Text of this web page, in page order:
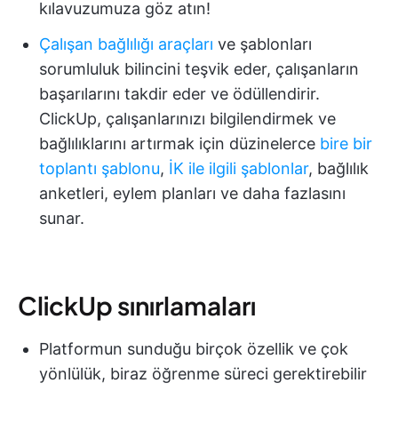
kılavuzumuza göz atın!
Çalışan bağlılığı araçları ve şablonları
sorumluluk bilincini teşvik eder, çalışanların
başarılarını takdir eder ve ödüllendirir.
ClickUp, çalışanlarınızı bilgilendirmek ve
bağlılıklarını artırmak için düzinelerce bire bir
toplantı şablonu, İK ile ilgili şablonlar, bağlılık
anketleri, eylem planları ve daha fazlasını
sunar.
ClickUp sınırlamaları
Platformun sunduğu birçok özellik ve çok
yönlülük, biraz öğrenme süreci gerektirebilir